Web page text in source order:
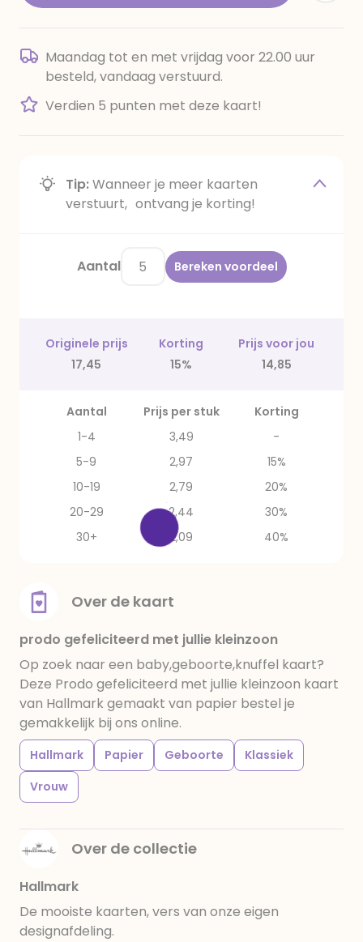
Maandag tot en met vrijdag voor 22.00 uur
besteld, vandaag verstuurd.
Verdien 5 punten met deze kaart!
Tip:Wanneer je meer kaarten
verstuurt, ontvang je korting!
Aantal Bereken voordeel
Originele prijs Korting
Prijs voor jou
17,45
15% 14,85
Aantal Prijs per stuk
Korting
1-4
3,49
-
5-9
2,97
15%
10-19
2,79
20%
20-29
2,44
30%
30+
2,09 40%
Over de kaart
prodo gefeliciteerd met jullie kleinzoon
Op zoek naar een baby,geboorte,knuffel kaart?
Deze Prodo gefeliciteerd met jullie kleinzoon kaart
van Hallmark gemaakt van papier bestel je
gemakkelijk bij ons online.
Hallmark Papier Geboorte
Klassiek
Vrouw
Over de collectie
Hallmark
De mooiste kaarten, vers van onze eigen
designafdeling.